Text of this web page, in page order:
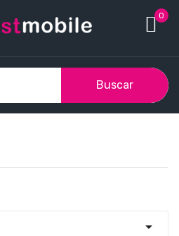
0
Buscar
